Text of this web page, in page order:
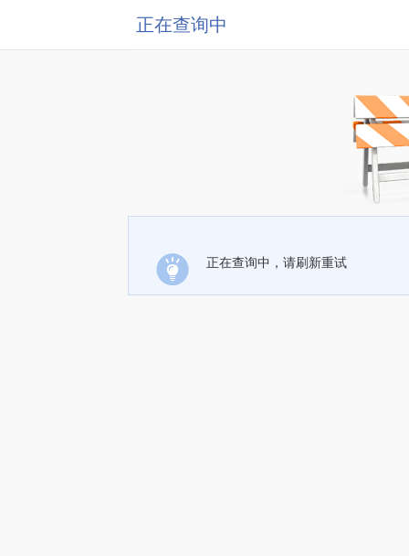
正在查询中
正在查询中，请刷新重试